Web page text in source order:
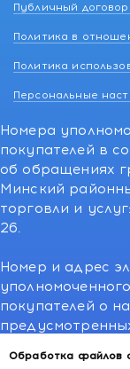
Обработка файлов
Публичный
Политика в
Политика
Персональные
Номера
покупателей в
об обращениях
Минский
торговли и
26.
Номер и адрес
покупателей о
операторов),